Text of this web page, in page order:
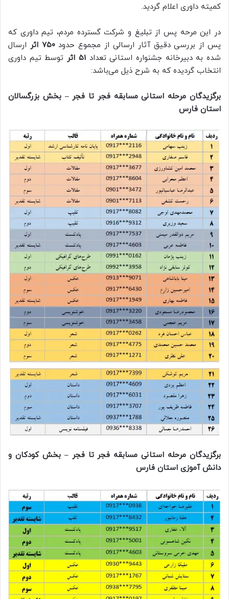
کمیته داوری اعلام گردید.
در این مرحه پس از تبلیغ و شرکت گسترده مردم، تیم داوری که
پس از بررسی دقیق آثار ارسالی از مجموع حدود۷۵۰ اثر
ارسال
شده به دبیرخانه جشنواره استانی تعداد51 اثر
توسط تیم داوری
انتخاب گردیده که به شرح ذیل می‌باشد:
برگزیدگان مرحله استانی مسابقه فجر تا فجر – بخش بزرگسالان
استان فارس
برگزیدگان مرحله استانی مسابقه فجر تا فجر – بخش کودکان و
دانش آموزی استان فارس